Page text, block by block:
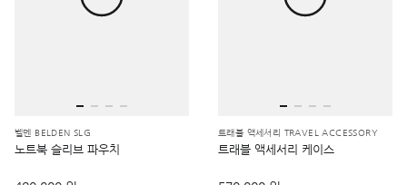
벨덴 BELDEN SLG
노트북 슬리브 파우치
트래블 액세서리 TRAVEL ACCESSORY
트래블 액세서리 케이스